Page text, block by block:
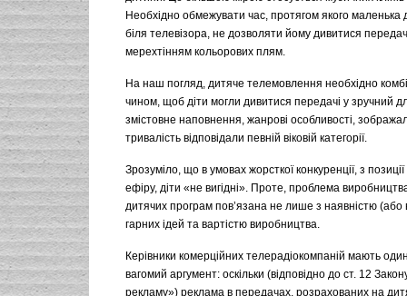
Необхідно обмежувати час, протягом якого маленька
біля телевізора, не дозволяти йому дивитися
мерехтінням кольорових плям.
На наш погляд, дитяче телемовлення необхідно
чином, щоб діти могли дивитися передачі у зручний
змістовне наповнення, жанрові особливості,
тривалість відповідали певній віковій категорії.
Зрозуміло, що в умовах жорсткої конкуренції, з позиції
ефіру, діти «не вигідні». Проте, проблема
дитячих програм пов’язана не лише з наявністю (або
гарних ідей та вартістю виробництва.
Керівники комерційних телерадіокомпаній мають
вагомий аргумент: оскільки (відповідно до ст. 12
рекламу») реклама в передачах, розрахованих на